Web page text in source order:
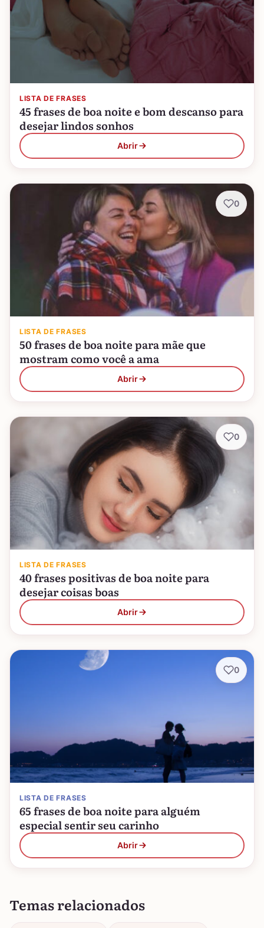
LISTA DE FRASES
45 frases de boa noite e bom descanso para
desejar lindos sonhos
Abrir
LISTA DE FRASES
50 frases de boa noite para mãe que
mostram como você a ama
Abrir
0
LISTA DE FRASES
40 frases positivas de boa noite para
desejar coisas boas
Abrir
0
LISTA DE FRASES
65 frases de boa noite para alguém
especial sentir seu carinho
Abrir
0
Temas relacionados